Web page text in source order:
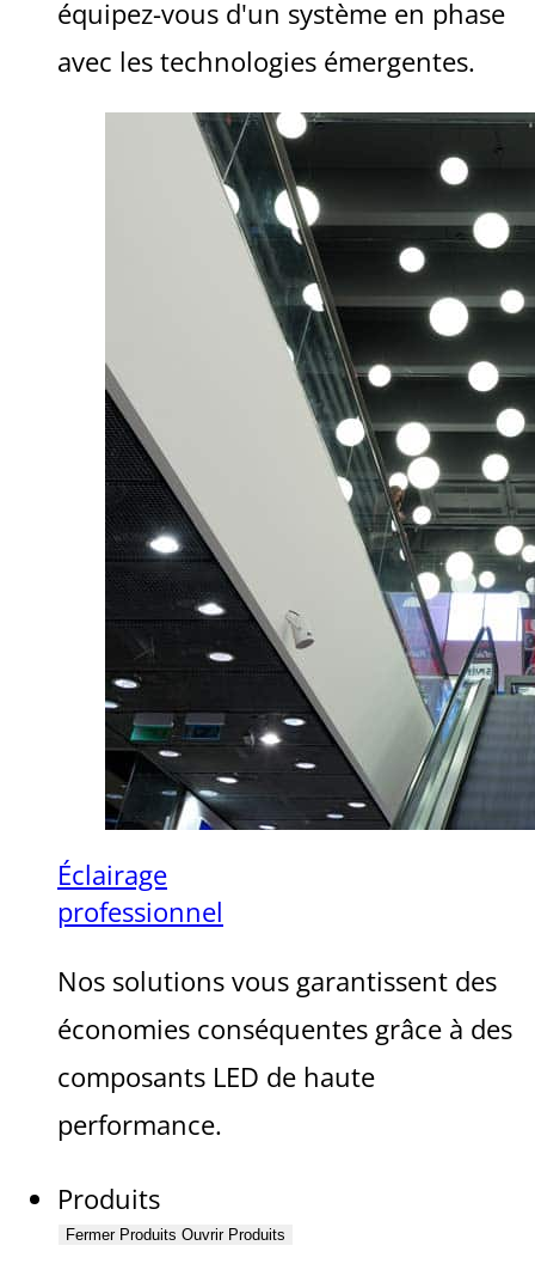
équipez-vous d'un système en phase
avec les technologies émergentes.
Éclairage
professionnel
Nos solutions vous garantissent des
économies conséquentes grâce à des
composants LED de haute
performance.
Produits
Fermer Produits Ouvrir Produits